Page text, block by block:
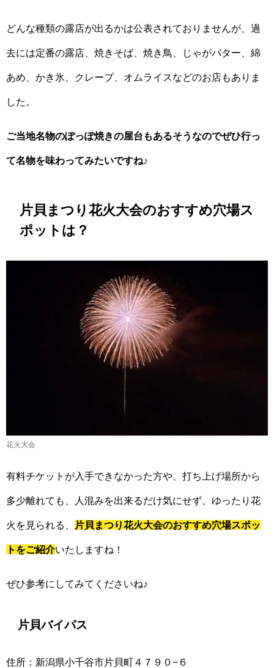
どんな種類の露店が出るかは公表されておりませんが、過
去には定番の露店、焼きそば、焼き鳥、じゃがバター、綿
あめ、かき氷、クレープ、オムライスなどのお店もありま
した。
ご当地名物のぽっぽ焼きの屋台もあるそうなのでぜひ行っ
て名物を味わってみたいですね♪
片貝まつり花火大会のおすすめ穴場ス
ポットは？
花火大会
有料チケットが入手できなかった方や、打ち上げ場所から
多少離れても、人混みを出来るだけ気にせず、ゆったり花
火を見られる、 片貝まつり花火大会のおすすめ穴場スポッ
トをご紹介いたしますね！
ぜひ参考にしてみてくださいね♪
片貝バイパス
住所：新潟県小千谷市片貝町４７９０−６